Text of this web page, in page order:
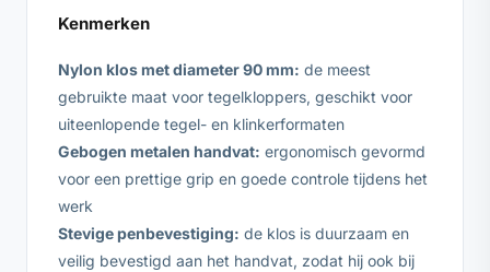
Kenmerken
Nylon klos met diameter 90 mm: de meest
gebruikte maat voor tegelkloppers, geschikt voor
uiteenlopende tegel- en klinkerformaten
Gebogen metalen handvat: ergonomisch gevormd
voor een prettige grip en goede controle tijdens het
werk
Stevige penbevestiging: de klos is duurzaam en
veilig bevestigd aan het handvat, zodat hij ook bij